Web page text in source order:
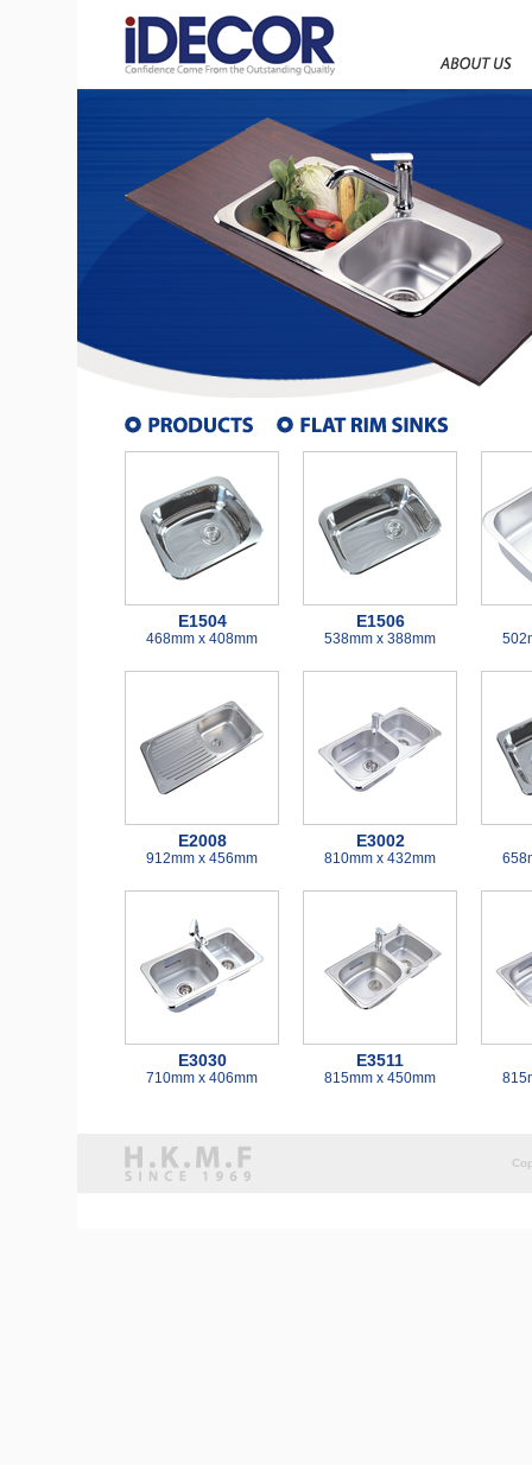
E1504
468mm x 408mm
E1506
538mm x 388mm
E2008
912mm x 456mm
E3002
810mm x 432mm
E3030
710mm x 406mm
E3511
815mm x 450mm